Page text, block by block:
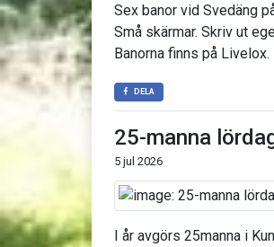
Sex banor vid Svedäng
Små skärmar. Skriv ut
Banorna finns på Livelox.
DELA
25-manna
5 jul 2026
I år avgörs 25manna i